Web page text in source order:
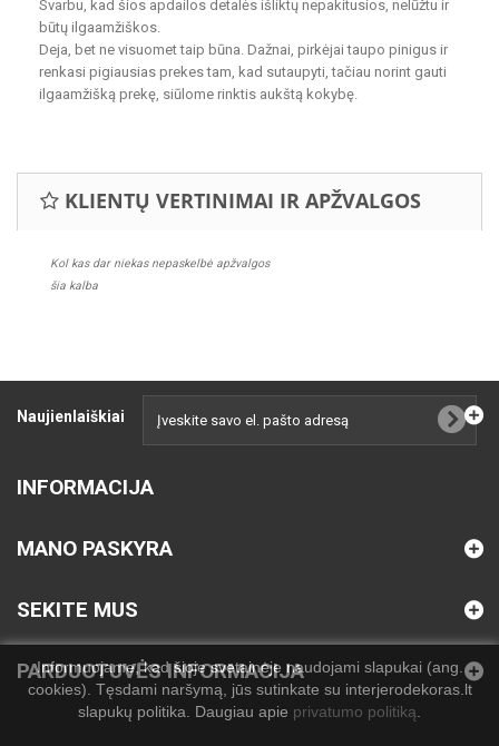
Informuojame, kad šioje svetainėje naudojami slapukai (ang.
cookies). Tęsdami naršymą, jūs sutinkate su interjerodekoras.lt
slapukų politika. Daugiau apie privatumo politiką
Svarbu, kad šios apdailos detalės išliktų nepakitusios, nelūžtu ir
būtų ilgaamžiškos.
Deja, bet ne visuomet taip būna. Dažnai, pirkėjai taupo pinigus ir
renkasi pigiausias prekes tam, kad sutaupyti, tačiau norint gauti
ilgaamžišką prekę, siūlome rinktis aukštą kokybę.
KLIENTŲ VERTINIMAI IR APŽVALGOS
Kol kas dar niekas nepaskelbė apžvalgos
šia kalba
Naujienlaiškiai
INFORMACIJA
MANO PASKYRA
SEKITE MUS
PARDUOTUVĖS INFORMACIJA